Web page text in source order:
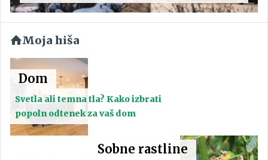
Moja hiša
Dom
Svetla ali temna tla? Kako izbrati
popoln odtenek za vaš dom
Sobne rastline